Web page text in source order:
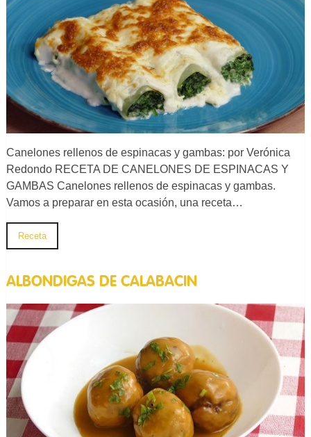
Canelones rellenos de espinacas y gambas: por Verónica
Redondo RECETA DE CANELONES DE ESPINACAS Y
GAMBAS Canelones rellenos de espinacas y gambas.
Vamos a preparar en esta ocasión, una receta…
Receta
ALBONDIGAS DE CALABACIN